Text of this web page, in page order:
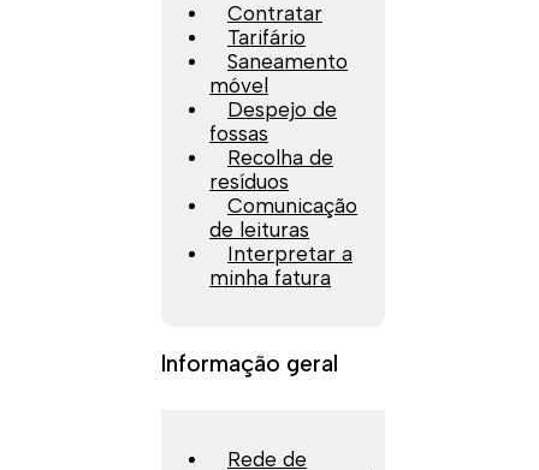
Contratar
Tarifário
Saneamento
móvel
Despejo de
fossas
Recolha de
resíduos
Comunicação
de leituras
Interpretar a
minha fatura
Informação geral
Rede de